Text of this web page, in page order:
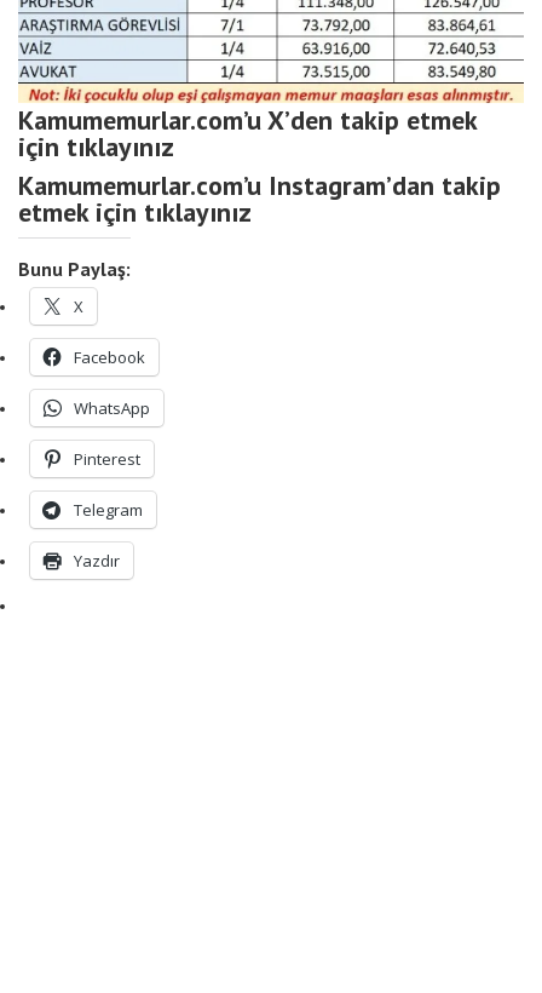
Kamumemurlar.com’u X’den takip etmek
için tıklayınız
Kamumemurlar.com’u Instagram’dan takip
etmek için tıklayınız
Bunu Paylaş:
X
Facebook
WhatsApp
Pinterest
Telegram
Yazdır